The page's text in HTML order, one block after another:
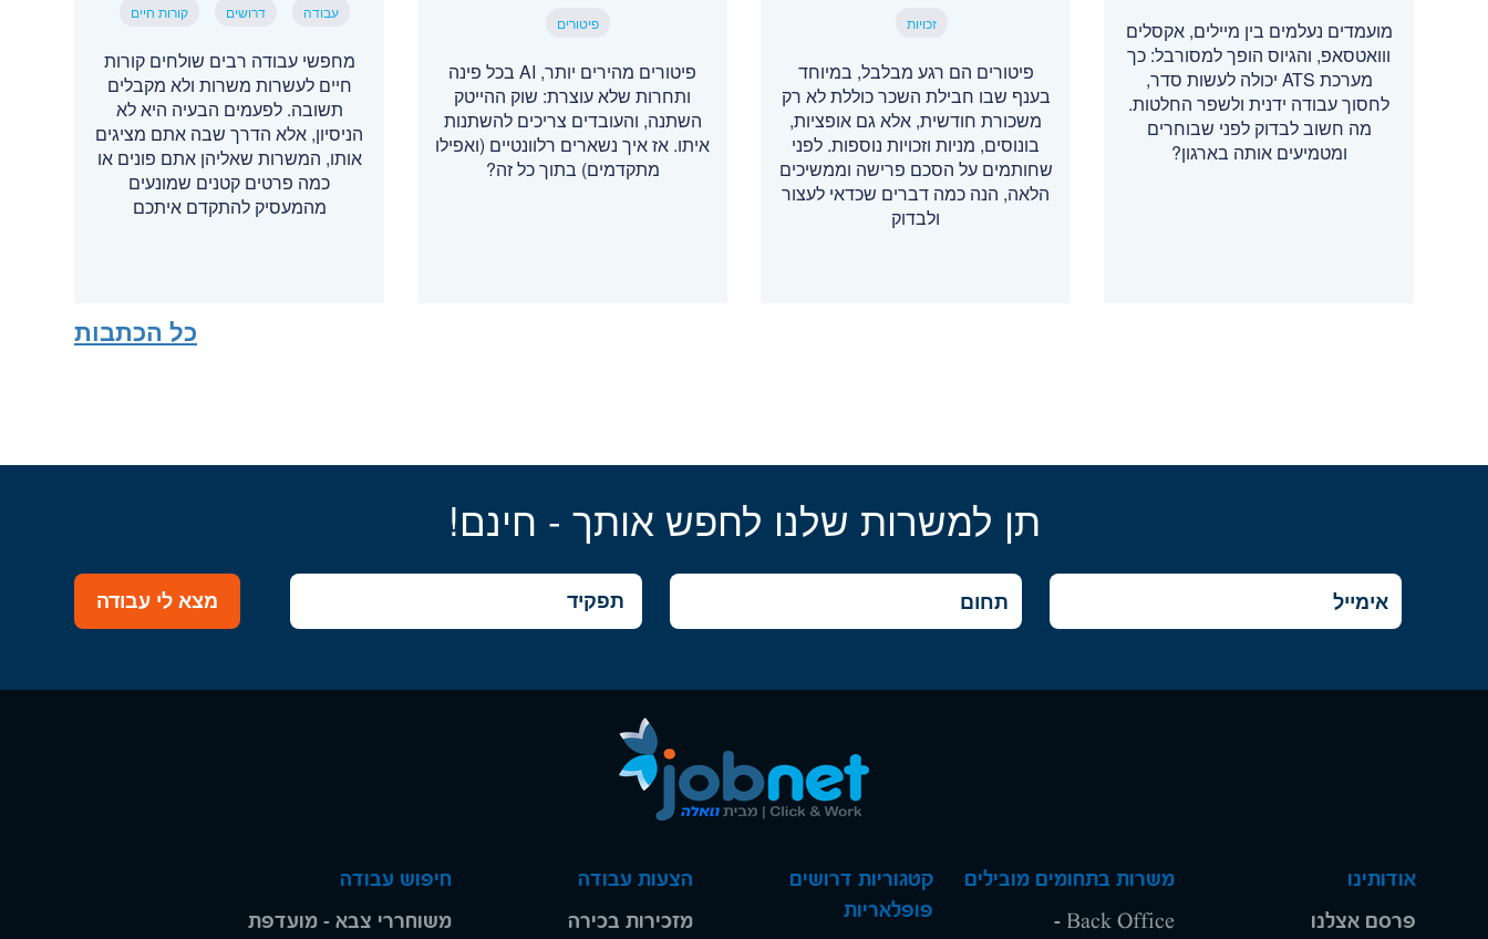
מועמדים נעלמים בין מיילים, אקסלים
ווואטסאפ, והגיוס הופך למסורבל: כך
מערכת ATS יכולה לעשות סדר,
לחסוך עבודה ידנית ולשפר החלטות.
מה חשוב לבדוק לפני שבוחרים
ומטמיעים אותה בארגון?
זכויות
פיטורים הם רגע מבלבל, במיוחד
בענף שבו חבילת השכר כוללת לא רק
משכורת חודשית, אלא גם אופציות,
בונוסים, מניות וזכויות נוספות. לפני
שחותמים על הסכם פרישה וממשיכים
הלאה, הנה כמה דברים שכדאי לעצור
ולבדוק
פיטורים
פיטורים מהירים יותר, AI בכל פינה
ותחרות שלא עוצרת: שוק ההייטק
השתנה, והעובדים צריכים להשתנות
איתו. אז איך נשארים רלוונטיים (ואפילו
מתקדמים) בתוך כל זה?
עבודה דרושים קורות חיים
מחפשי עבודה רבים שולחים קורות
חיים לעשרות משרות ולא מקבלים
תשובה. לפעמים הבעיה היא לא
הניסיון, אלא הדרך שבה אתם מציגים
אותו, המשרות שאליהן אתם פונים או
כמה פרטים קטנים שמונעים
מהמעסיק להתקדם איתכם
כל הכתבות
תן למשרות שלנו לחפש אותך - חינם!
מצא לי עבודה
אודותינו
פרסם אצלנו
משרות בתחומים מובילים
Back Office -
קטגוריות דרושים
פופלאריות
הצעות עבודה
מזכירות בכירה
חיפוש עבודה
משוחררי צבא - מועדפת